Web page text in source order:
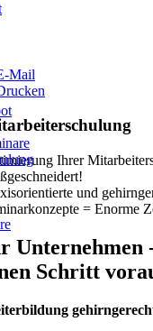
Ihrer
und
= Enorme
Unternehmen
Schritt